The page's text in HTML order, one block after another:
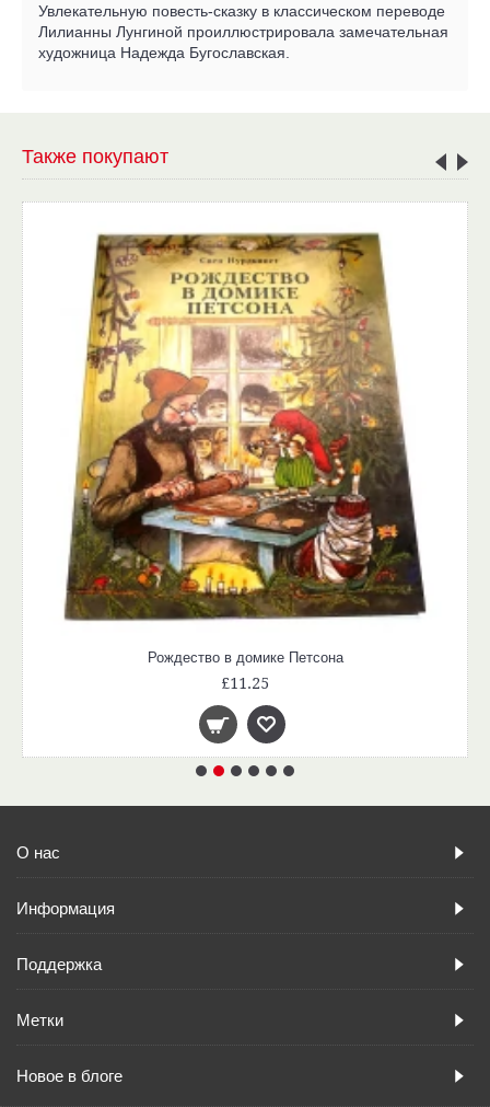
Увлекательную повесть-сказку в классическом переводе
Лилианны Лунгиной проиллюстрировала замечательная
художница Надежда Бугославская.
Также покупают
Рождество в домике Петсона
£11.25
О нас
Информация
Поддержка
Метки
Новое в блоге